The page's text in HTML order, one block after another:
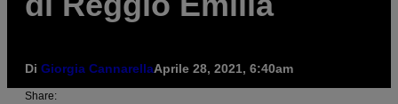
Di Giorgia CannarellaAprile 28, 2021, 6:40am
Share: